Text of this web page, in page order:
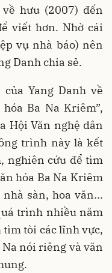
hưu (2007) đến
viết hơn. Nhờ cái
vụ nhà báo) nên
Danh chia sẻ.
Yang Danh về
Ba Na Kriêm”,
Hội Văn nghệ dân
trình này là kết
nghiên cứu để tìm
hóa Ba Na Kriêm
sàn, hoa văn...
trình nhiều năm
tìm tòi các lĩnh vực,
nói riêng và văn